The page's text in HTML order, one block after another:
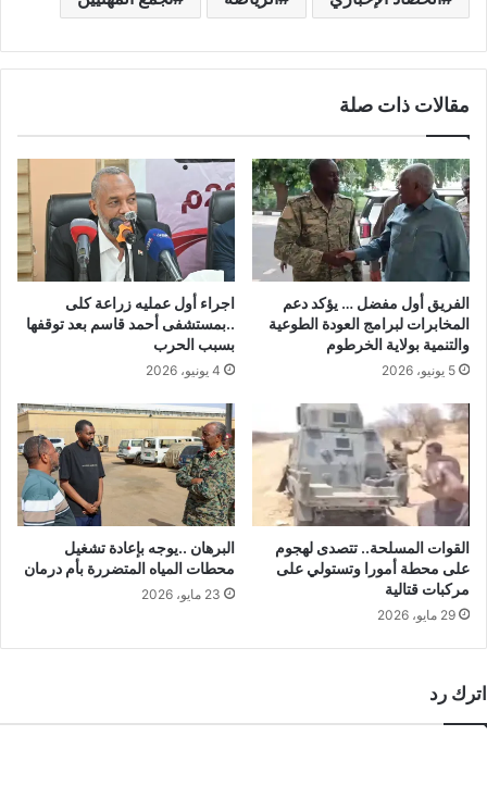
مقالات ذات صلة
الفريق أول مفضل … يؤكد دعم
المخابرات لبرامج العودة الطوعية
والتنمية بولاية الخرطوم
5 يونيو، 2026
اجراء أول عمليه زراعة كلى
..بمستشفى أحمد قاسم بعد توقفها
بسبب الحرب
4 يونيو، 2026
القوات المسلحة.. تتصدى لهجوم
على محطة أمورا وتستولي على
مركبات قتالية
29 مايو، 2026
البرهان ..يوجه بإعادة تشغيل
محطات المياه المتضررة بأم درمان
23 مايو، 2026
اترك رد